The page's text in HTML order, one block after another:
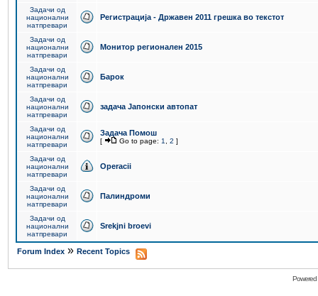
Задачи од
национални
натпревари
Регистрација - Државен 2011 грешка во текстот
Задачи од
национални
натпревари
Монитор регионален 2015
Задачи од
национални
натпревари
Барок
Задачи од
национални
натпревари
задача Јапонски автопат
Задачи од
национални
натпревари
Задача Помош
[ Go to page: 1 2 ]
Задачи од
национални
натпревари
Operacii
Задачи од
национални
натпревари
Палиндроми
Задачи од
национални
натпревари
Srekjni broevi
Forum Index » Recent Topics